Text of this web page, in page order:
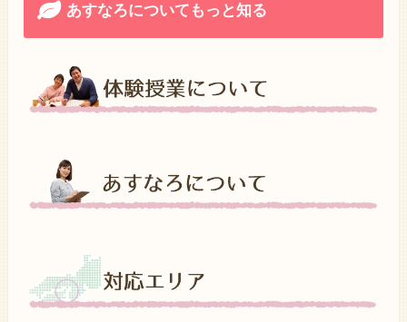
あすなろについてもっと知る